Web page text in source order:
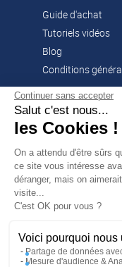
Continuer sans accepter
Salut c'est nous...
les Cookies !
On a attendu d'être sûrs
ce site vous intéresse
déranger, mais on
visite...
C'est OK pour vous ?
Voici pourquoi nous
Partage de données
Mesure d'audience &
Guide d'achat
Tutoriels vidéos
Blog
Conditions
CONTACT
02 51 52 26 57
NOS MARQUES
Altago
PROFITEZ DE -5 %
vous abonnant à